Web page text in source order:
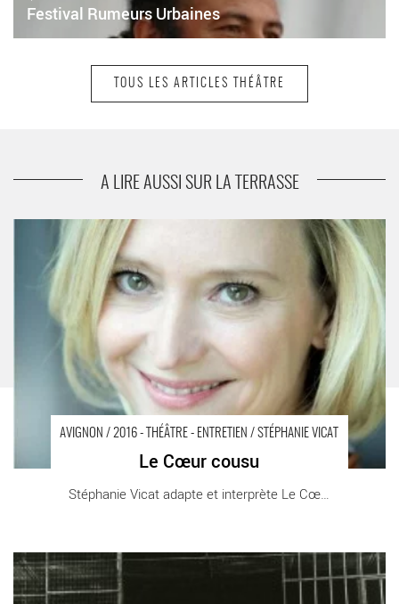
Festival Rumeurs Urbaines
Ivanov
TOUS LES ARTICLES THÉÂTRE
A LIRE AUSSI SUR LA TERRASSE
AVIGNON / 2016 - THÉÂTRE - ENTRETIEN / STÉPHANIE VICAT
Le Cœur cousu
Stéphanie Vicat adapte et interprète Le Cœur [...]
Le Cœur cousu - Critique sortie Avignon / 2016 Avignon Avignon
Off. Théâtre de la Condition des Soies
Le Vertige - Critique sortie Théâtre